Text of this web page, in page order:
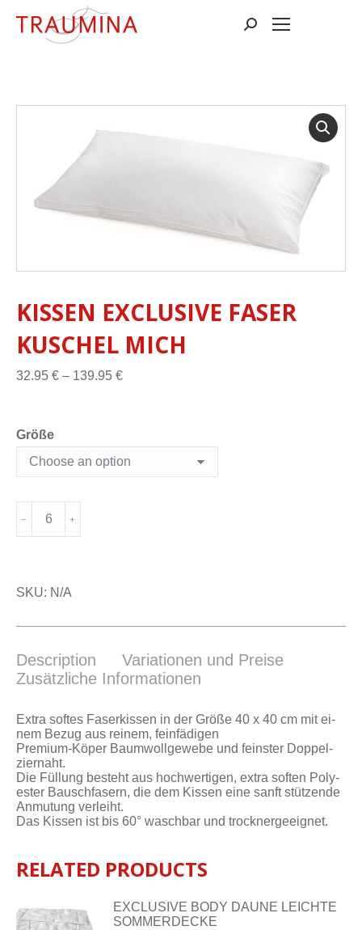
Suchen:
KISSEN EXCLUSIVE FASER
KUSCHEL MICH
32.95 € – 139.95 €
Größe
SKU: N/A
Description
Variationen und Preise
Zusätzliche Informationen
Ex­tra sof­tes Fa­ser­kis­sen in der Grö­ße 40 x 40 cm mit ei­
nem Be­zug aus rei­nem, fein­fä­di­gen
Premium-Köper Baum­woll­ge­we­be und feins­ter Dop­pel­
zier­naht.
Die Fül­lung be­steht aus hoch­wer­ti­gen, ex­tra sof­ten Po­ly­
es­ter Bausch­fa­sern, die dem Kis­sen ei­ne sanft stüt­zen­de
An­mu­tung ver­leiht.
Das Kis­sen ist bis 60° wasch­bar und trock­ner­ge­eig­net.
RELATED PRODUCTS
EXCLUSIVE BODY DAUNE LEICHTE
SOMMERDECKE